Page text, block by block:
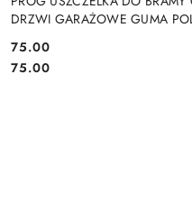
DRZWI GARAŻOWE GUMA
Cena:
75.00
Cena:
75.00